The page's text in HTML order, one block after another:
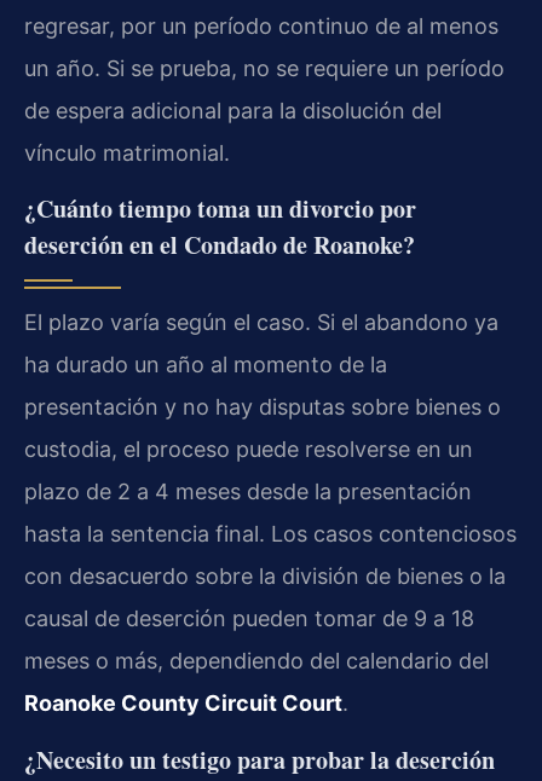
regresar, por un período continuo de al menos
un año. Si se prueba, no se requiere un período
de espera adicional para la disolución del
vínculo matrimonial.
¿Cuánto tiempo toma un divorcio por
deserción en el Condado de Roanoke?
El plazo varía según el caso. Si el abandono ya
ha durado un año al momento de la
presentación y no hay disputas sobre bienes o
custodia, el proceso puede resolverse en un
plazo de 2 a 4 meses desde la presentación
hasta la sentencia final. Los casos contenciosos
con desacuerdo sobre la división de bienes o la
causal de deserción pueden tomar de 9 a 18
meses o más, dependiendo del calendario del
Roanoke County Circuit Court.
¿Necesito un testigo para probar la deserción